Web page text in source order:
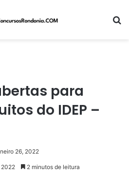
para
do IDEP –
26, 2022
2022 2 minutos de leitura